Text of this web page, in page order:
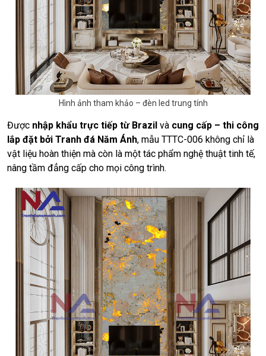
Hình ảnh tham khảo – đèn led trung tính
Được nhập khẩu trực tiếp từ Brazil và cung cấp – thi công
lắp đặt bởi Tranh đá Năm Ánh, mẫu TTTC-006 không chỉ là
vật liệu hoàn thiện mà còn là một tác phẩm nghệ thuật tinh tế,
nâng tầm đẳng cấp cho mọi công trình.